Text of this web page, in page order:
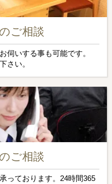
ご相談
伺いする事も可能です。
さい。
ご相談
っております。24時間365